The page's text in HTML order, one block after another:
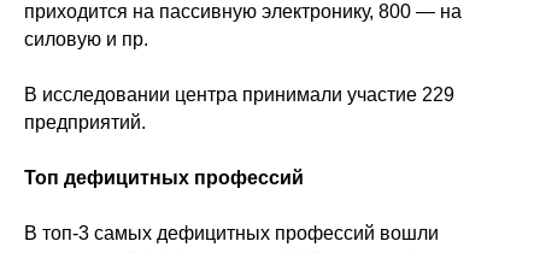
приходится на пассивную электронику, 800 — на
силовую и пр.
В исследовании центра принимали участие 229
предприятий.
Топ дефицитных профессий
В топ-3 самых дефицитных профессий вошли